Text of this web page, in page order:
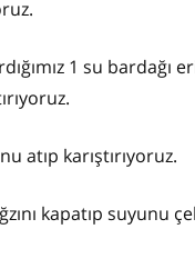
1 su bardağı
atıp karıştırıyoruz.
kapatıp suyunu